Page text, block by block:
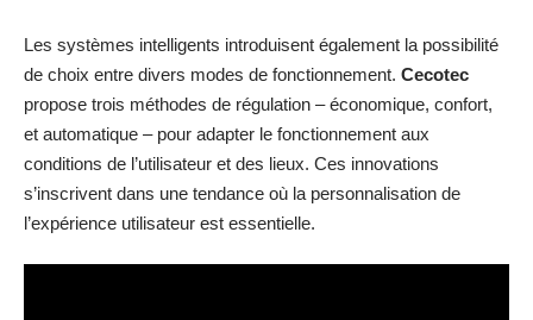
Les systèmes intelligents introduisent également la possibilité
de choix entre divers modes de fonctionnement. Cecotec
propose trois méthodes de régulation – économique, confort,
et automatique – pour adapter le fonctionnement aux
conditions de l’utilisateur et des lieux. Ces innovations
s’inscrivent dans une tendance où la personnalisation de
l’expérience utilisateur est essentielle.